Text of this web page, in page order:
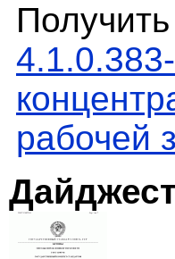
рабочей